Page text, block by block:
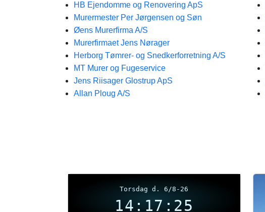
HB Ejendomme og Renovering ApS
Murermester Per Jørgensen og Søn
Øens Murerfirma A/S
Murerfirmaet Jens Nørager
Herborg Tømrer- og Snedkerforretning A/S
MT Murer og Fugeservice
Jens Riisager Glostrup ApS
Allan Ploug A/S
Torsdag d. 6/8-26
14:17:25